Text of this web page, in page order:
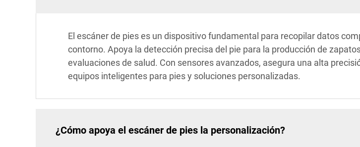
El escáner de pies es un dispositivo fundamental para recopilar datos
contorno. Apoya la detección precisa del pie para la producción de
evaluaciones de salud. Con sensores avanzados, asegura una alta
equipos inteligentes para pies y soluciones personalizadas.
¿Cómo apoya el escáner de pies la personalización?